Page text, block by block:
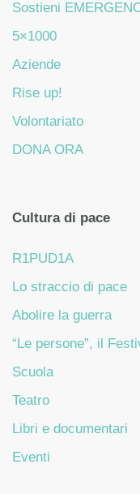
Sostieni
5×1000
Aziende
Rise up!
Volontariato
DONA ORA
Cultura di pace
R1PUD1A
Lo straccio di pace
Abolire la guerra
“Le persone”, il
Scuola
Teatro
Libri e documentari
Eventi